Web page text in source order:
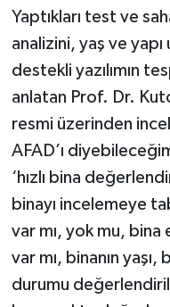
Yaptıkları test ve
analizini, yaş ve yapı
destekli yazılımın
anlatan Prof. Dr.
resmi üzerinden
AFAD’ı
‘hızlı bina
binayı incelemeye
var mı, yok mu, bina
var mı, binanın yaşı,
durumu